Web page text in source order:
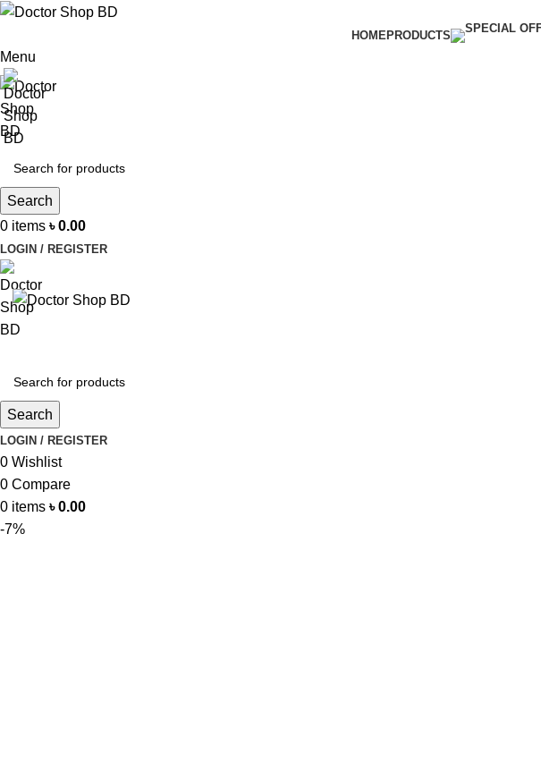
HOMEPRODUCTS
Menu
Search
0 items ৳0.00
LOGIN / REGISTER
Search
LOGIN / REGISTER
0 Wishlist
0 Compare
0 items ৳0.00
-7%